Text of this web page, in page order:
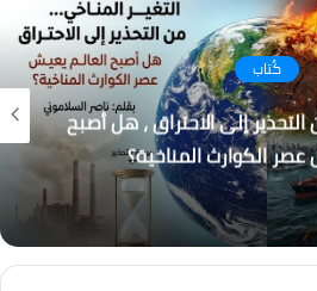
كُتاب
إلى الاحتراق ، هل أصبح
عصر الكوارث المناخية؟